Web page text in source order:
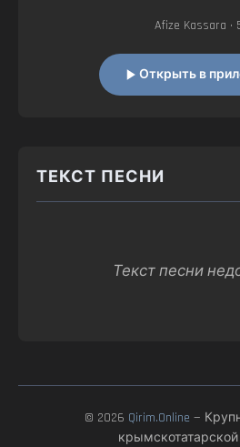
Afize Kassara •
Открыть в
ТЕКСТ ПЕСНИ
Текст песни
© 2026 Qirim.Online —